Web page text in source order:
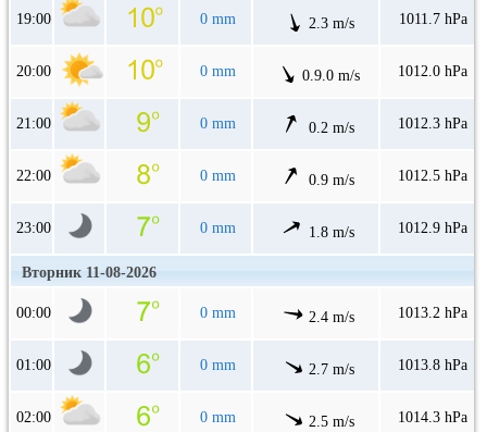
19:00 0 mm 2.3 m/s 1011.7 hPa
20:00 0 mm 0.9.0 m/s 1012.0 hPa
21:00 0 mm 0.2 m/s 1012.3 hPa
22:00 0 mm 0.9 m/s 1012.5 hPa
23:00 0 mm 1.8 m/s 1012.9 hPa
Вторник 11-08-2026
00:00 0 mm 2.4 m/s 1013.2 hPa
01:00 0 mm 2.7 m/s 1013.8 hPa
02:00 0 mm 2.5 m/s 1014.3 hPa